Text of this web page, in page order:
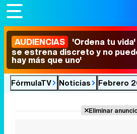
AUDIENCIAS 'Ordena tu
se estrena discreto y no
hay más que uno'
FórmulaTV Noticias Febrero
Eliminar